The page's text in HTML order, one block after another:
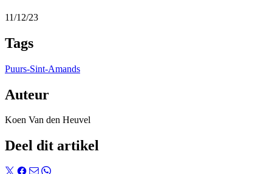
11/12/23
Tags
Puurs-Sint-Amands
Auteur
Koen Van den Heuvel
Deel dit artikel